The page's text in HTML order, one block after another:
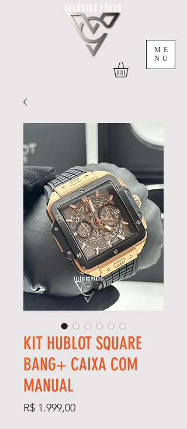
ME
NU
KIT HUBLOT SQUARE
BANG+ CAIXA COM
MANUAL
R$ 1.999,00Preço